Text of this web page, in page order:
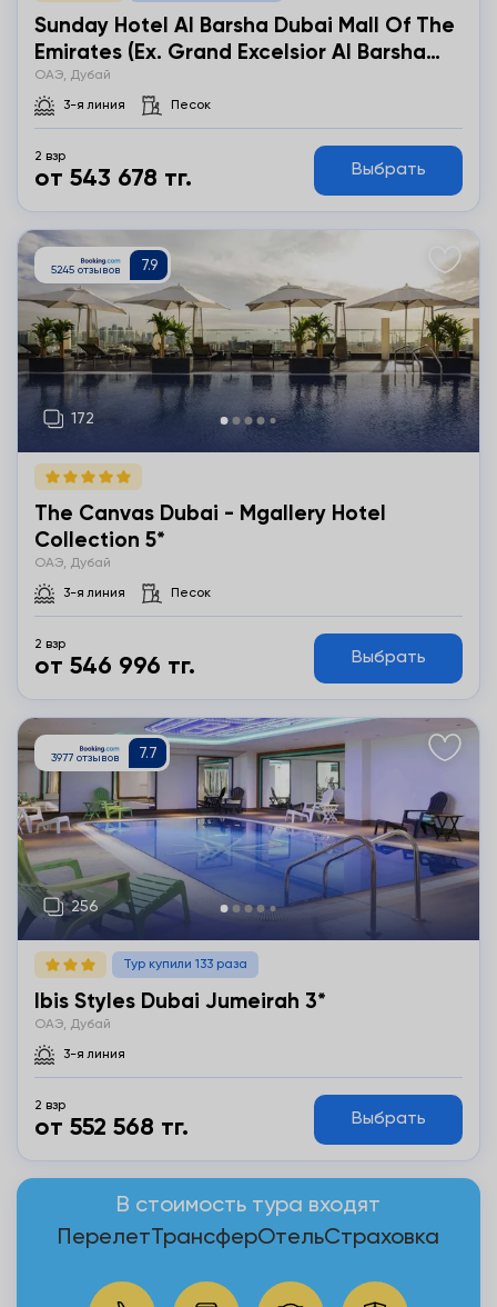
Sunday Hotel Al Barsha Dubai Mall Of The
Emirates (ex. Grand Excelsior Al Barsha
Dubai) 4*
ОАЭ, Дубай
3-я линия Песок
2 взр
от 543 678 тг. Выбрать
The Canvas Dubai - Mgallery Hotel
Collection 5*
ОАЭ, Дубай
3-я линия Песок
2 взр
от 546 996 тг. Выбрать
Подробнее
Тур купили 133 раза
Ibis Styles Dubai Jumeirah 3*
ОАЭ, Дубай
3-я линия
2 взр
от 552 568 тг. Выбрать
Подробнее
В стоимость тура входят
Перелет ТрансферОтельСтраховка